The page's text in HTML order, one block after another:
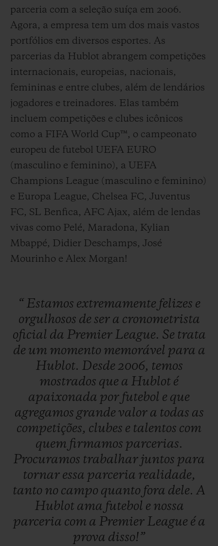
parceria com a seleção suíça em 2006.
Agora, a empresa tem um dos mais vastos
portfólios em diversos esportes. As
parcerias da Hublot abrangem competições
internacionais, europeias, nacionais,
femininas e entre clubes, além de lendários
jogadores e treinadores. Elas também
incluem competições e clubes icônicos
como a FIFA World Cup™, o campeonato
europeu de futebol UEFA EURO
(masculino e feminino), a UEFA
Champions League (masculino e feminino)
e Europa League, Chelsea FC, Juventus
FC, SL Benfica, AFC Ajax, além de lendas
vivas como Pelé, Maradona, Kylian
Mbappé, Didier Deschamps, José
Mourinho e Alex Morgan!
“ Estamos extremamente felizes e
orgulhosos de ser a cronometrista
oficial da Premier League. Se trata
de um momento memorável para a
Hublot. Desde 2006, temos
mostrados que a Hublot é
apaixonada por futebol e que
agregamos grande valor a todas as
competições, clubes e talentos com
quem firmamos parcerias.
Procuramos trabalhar juntos para
tornar essa parceria realidade,
tanto no campo quanto fora dele. A
Hublot ama futebol e nossa
parceria com a Premier League é a
prova disso!”